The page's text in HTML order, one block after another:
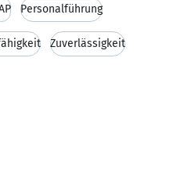
Personalführung
Zuverlässigkeit